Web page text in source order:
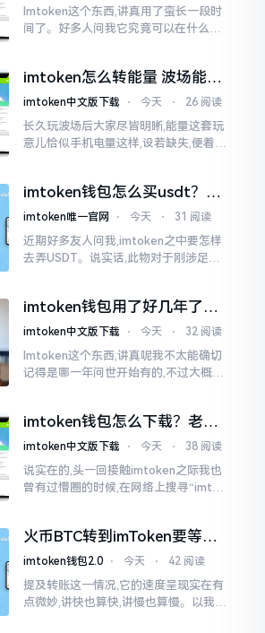
Imtoken这个东西,讲真用了蛮长一段时
间了。好多人问我它究竟可以在什么设
给予支持
imtoken怎么转能量 波场能量
转换教程
imtoken中文版下载 ⋅ 今天 ⋅ 26 阅读
长久玩波场后大家尽皆明晰,能量这套玩
意儿恰似手机电量这样,设若缺失,便着实
imtoken钱包怎么买usdt？老
手教你简单三步搞定
imtoken唯一官网 ⋅ 今天 ⋅ 31 阅读
近期好多友人问我,imtoken之中要怎样
去弄USDT。说实话,此物对于刚涉足币
imtoken钱包用了好几年了，
到底多少年了？
imtoken中文版下载 ⋅ 今天 ⋅ 32 阅读
Imtoken这个东西,讲真呢我不太能确切
记得是哪一年问世开始有的,不过大概在
多快要十年的时间了。
imtoken钱包怎么下载？老用
户告诉你靠谱渠道
imtoken中文版下载 ⋅ 今天 ⋅ 38 阅读
说实在的,头一回接触imtoken之际我也
曾有过懵圈的时候,在网络上搜寻“imtok
火币BTC转到imToken要等多
久？过来人说说真实情况
imtoken钱包2.0 ⋅ 今天 ⋅ 42 阅读
提及转账这一情况,它的速度呈现实在有
点微妙,讲快也算快,讲慢也算慢。以我从